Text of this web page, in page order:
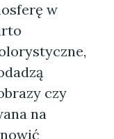
w
czy
na